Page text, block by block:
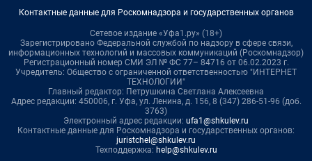
Контактные данные для Роскомнадзора и государственных органов
Сетевое издание «Уфа1.ру» (18+)
Зарегистрировано Федеральной службой по надзору в сфере связи,
информационных технологий и массовых коммуникаций (Роскомнадзор)
Регистрационный номер СМИ ЭЛ № ФС 77– 84716 от 06.02.2023 г.
Учредитель: Общество с ограниченной ответственностью "ИНТЕРНЕТ
ТЕХНОЛОГИИ"
Главный редактор: Петрушкина Светлана Алексеевна
Адрес редакции: 450006, г. Уфа, ул. Ленина, д. 156, 8 (347) 286-51-96 (доб.
3763)
Электронный адрес редакции: ufa1@shkulev.ru
Контактные данные для Роскомнадзора и государственных органов:
juristchel@shkulev.ru
Техподдержка: help@shkulev.ru